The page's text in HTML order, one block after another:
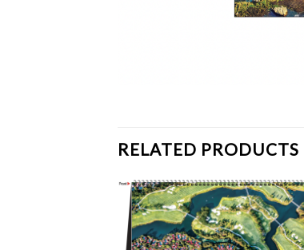
RELATED PRODUCTS
Add to
Wishlist